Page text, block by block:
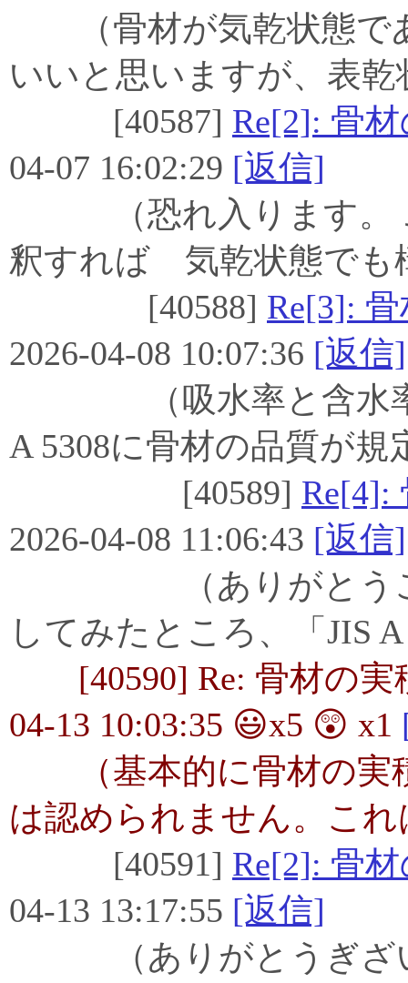
（骨材が気乾状態で
いいと思いますが、表
[40587] Re[2]: 骨
04-07 16:02:29 [返信]
（恐れ入ります。Ｊ
釈すれば 気乾状態でも
[40588] Re[3]:
2026-04-08 10:07:36 [返信]
（吸水率と含水率
A 5308に骨材の品質が
[40589] Re[4]:
2026-04-08 11:06:43 [返信]
（ありがとうござ
してみたところ、「JIS
[40590] Re: 骨材の実
04-13 10:03:35 😃x5 😲 x1
（基本的に骨材の実
は認められません。こ
[40591] Re[2]: 骨
04-13 13:17:55 [返信]
（ありがとうぎざい